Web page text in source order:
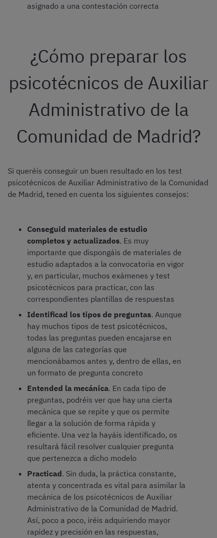
asignado a una contestación correcta
¿Cómo preparar los
psicotécnicos de Auxiliar
Administrativo de la
Comunidad de Madrid?
Si queréis conseguir un buen resultado en los test
psicotécnicos de Auxiliar Administrativo de la Comunidad
de Madrid, tened en cuenta los siguientes consejos:
Conseguid materiales de estudio
completos y actualizados. Es muy
importante que dispongáis de materiales de
estudio adaptados a la convocatoria en vigor
y, en particular, muchos exámenes y test
psicotécnicos para practicar, con las
correspondientes plantillas de respuestas
Identificad los tipos de preguntas. Aunque
hay muchos tipos de test psicotécnicos,
todas las preguntas pueden encajarse en
alguna de las categorías que
mencionábamos antes y, dentro de ellas, en
un formato de pregunta concreto
Entended la mecánica. En cada tipo de
preguntas, podréis ver que hay una cierta
mecánica que se repite y que os permite
llegar a la solución de forma rápida y
eficiente. Una vez la hayáis identificado, os
resultará fácil resolver cualquier pregunta
que pertenezca a dicho modelo
Practicad. Sin duda, la práctica constante,
atenta y concentrada es vital para asimilar la
mecánica de los psicotécnicos de Auxiliar
Administrativo de la Comunidad de Madrid.
Así, poco a poco, iréis adquiriendo mayor
rapidez y precisión en las respuestas,